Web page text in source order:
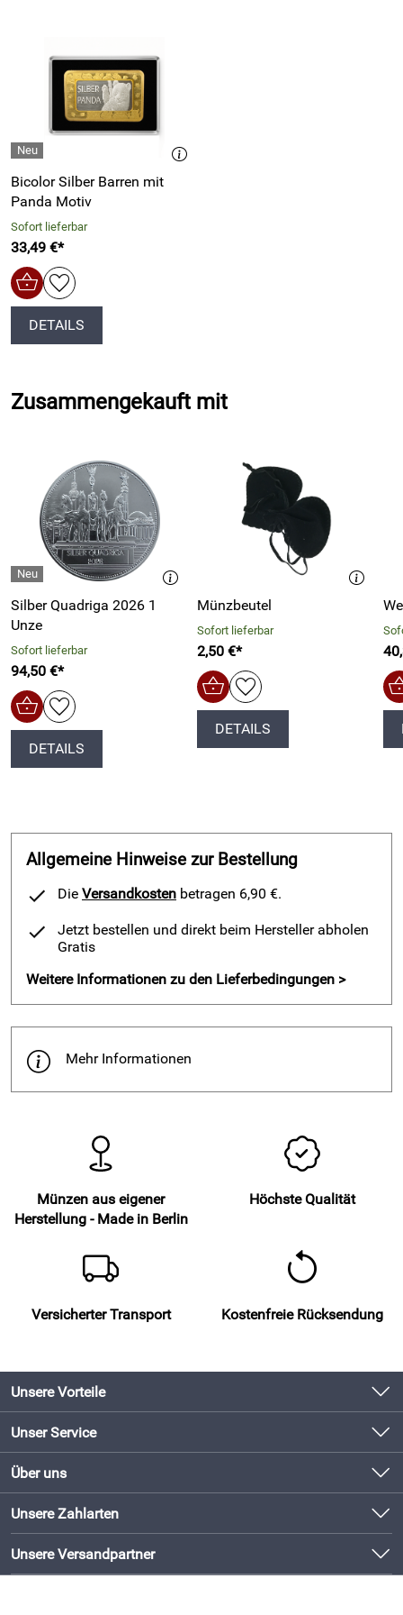
Echtheitszertifikat
Hersteller: Staatliche Münze Berlin, Ollenhauerstr. 97, 13403
Berlin, www.muenze-berlin.de
Bicolor Silber Barren mit
Panda Motiv
Sofort lieferbar
33,49 €*
DETAILS
Zusammengekauft mit
Silber Quadriga 2026 1
Unze
Sofort lieferbar
94,50 €*
DETAILS
Münzbeutel
Sofort lieferbar
2,50 €*
DETAILS
Allgemeine Hinweise zur Bestellung
Die Versandkosten betragen 6,90 €.
Jetzt bestellen und direkt beim Hersteller abholen
Gratis
Weitere Informationen zu den Lieferbedingungen >
Mehr Informationen
Münzen aus eigener
Herstellung - Made in Berlin
Höchste Qualität
Versicherter Transport Kostenfreie Rücksendung
Unsere Vorteile
Produkte original und direkt vom Hersteller
Bewährte Qualität
Bestellen und direkt beim Hersteller abholen!
Unser Service
Kontakt
Newsletter
Lieferbedingungen
Kundenlogin
Über uns
Unsere Bestseller
Neu
Unsere Zahlarten
Unsere Versandpartner